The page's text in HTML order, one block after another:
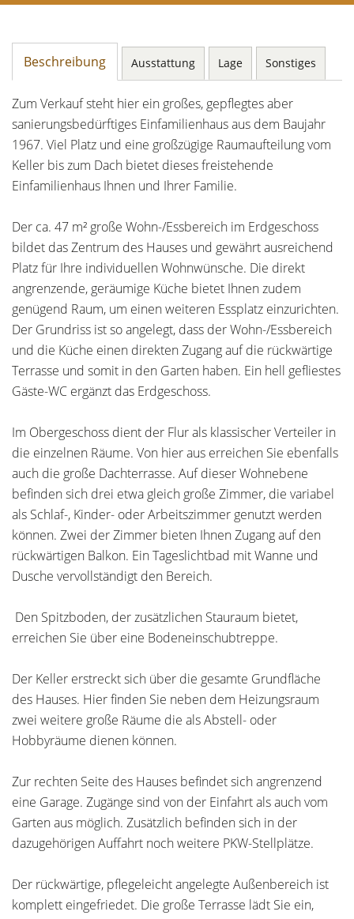
Beschreibung Ausstattung Lage Sonstiges
Zum Verkauf steht hier ein großes, gepflegtes aber
sanierungsbedürftiges Einfamilienhaus aus dem Baujahr
1967. Viel Platz und eine großzügige Raumaufteilung vom
Keller bis zum Dach bietet dieses freistehende
Einfamilienhaus Ihnen und Ihrer Familie.
Der ca. 47 m² große Wohn-/Essbereich im Erdgeschoss
bildet das Zentrum des Hauses und gewährt ausreichend
Platz für Ihre individuellen Wohnwünsche. Die direkt
angrenzende, geräumige Küche bietet Ihnen zudem
genügend Raum, um einen weiteren Essplatz einzurichten.
Der Grundriss ist so angelegt, dass der Wohn-/Essbereich
und die Küche einen direkten Zugang auf die rückwärtige
Terrasse und somit in den Garten haben. Ein hell gefliestes
Gäste-WC ergänzt das Erdgeschoss.
Im Obergeschoss dient der Flur als klassischer Verteiler in
die einzelnen Räume. Von hier aus erreichen Sie ebenfalls
auch die große Dachterrasse. Auf dieser Wohnebene
befinden sich drei etwa gleich große Zimmer, die variabel
als Schlaf-, Kinder- oder Arbeitszimmer genutzt werden
können. Zwei der Zimmer bieten Ihnen Zugang auf den
rückwärtigen Balkon. Ein Tageslichtbad mit Wanne und
Dusche vervollständigt den Bereich.
Den Spitzboden, der zusätzlichen Stauraum bietet,
erreichen Sie über eine Bodeneinschubtreppe.
Der Keller erstreckt sich über die gesamte Grundfläche
des Hauses. Hier finden Sie neben dem Heizungsraum
zwei weitere große Räume die als Abstell- oder
Hobbyräume dienen können.
Zur rechten Seite des Hauses befindet sich angrenzend
eine Garage. Zugänge sind von der Einfahrt als auch vom
Garten aus möglich. Zusätzlich befinden sich in der
dazugehörigen Auffahrt noch weitere PKW-Stellplätze.
Der rückwärtige, pflegeleicht angelegte Außenbereich ist
komplett eingefriedet. Die große Terrasse lädt Sie ein,